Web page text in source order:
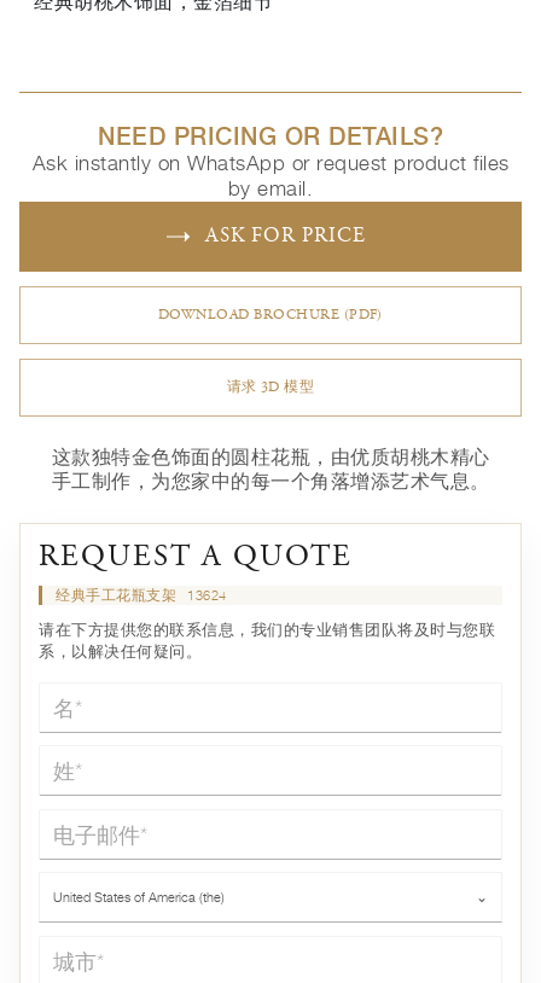
NEED PRICING OR DETAILS?
Ask instantly on WhatsApp or request product files
by email.
ASK FOR PRICE
DOWNLOAD BROCHURE (PDF)
请求 3D 模型
这款独特金色饰面的圆柱花瓶，由优质胡桃木精心
手工制作，为您家中的每一个角落增添艺术气息。
REQUEST A QUOTE
经典手工花瓶支架 13624
请在下方提供您的联系信息，我们的专业销售团队将及时与您联
系，以解决任何疑问。
名*
姓*
电子邮件*
United States of America (the) ⌄
城市*